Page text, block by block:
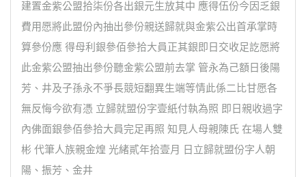
建置金紫公盟拾柒份各出銀元生放其中 應得伍份今因乏銀
費用愿將此盟份內抽出參份親送歸就與金紫公出首承掌時
算參份應 得母利銀參佰參拾大員正其銀即日交收足訖愿將
此金紫公盟抽出參份聽金紫公盟前去掌 管永為己額日後陽
芳、井及子孫永不爭長競短翻異生端等情此係二比甘愿各
無反悔今欲有憑 立歸就盟份字壹紙付執為照 即日親收過字
內佛面銀參佰參拾大員完足再照 知見人母親陳氏 在場人雙
彬 代筆人族親金煌 光緒貳年拾壹月 日立歸就盟份字人朝
陽、振芳、金井